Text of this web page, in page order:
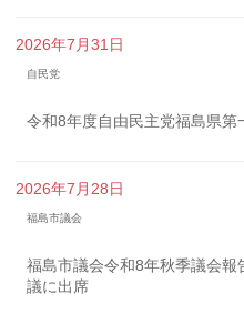
2026年7月31日
自民党
令和8年度自由民主党福島県
2026年7月28日
福島市議会
福島市議会令和8年秋季議会
議に出席